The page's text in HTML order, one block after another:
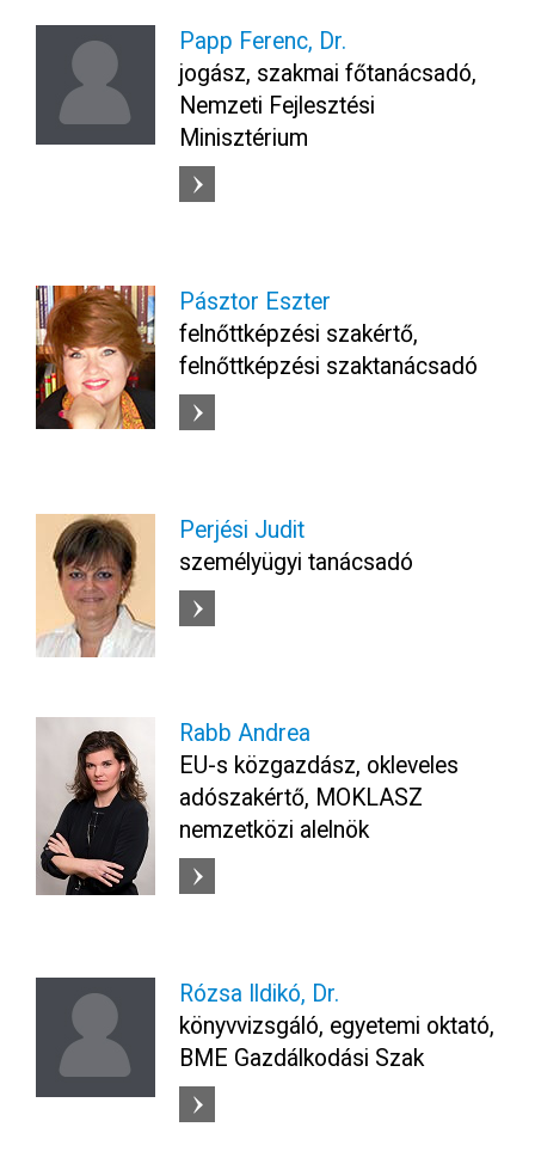
Papp Ferenc, Dr.
jogász, szakmai főtanácsadó,
Nemzeti Fejlesztési
Minisztérium
Pásztor Eszter
felnőttképzési szakértő,
felnőttképzési szaktanácsadó
Perjési Judit
személyügyi tanácsadó
Rabb Andrea
EU-s közgazdász, okleveles
adószakértő, MOKLASZ
nemzetközi alelnök
Rózsa Ildikó, Dr.
könyvvizsgáló, egyetemi oktató,
BME Gazdálkodási Szak